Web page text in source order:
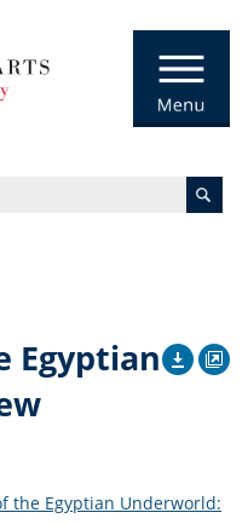
Egyptian
the Egyptian Underworld: